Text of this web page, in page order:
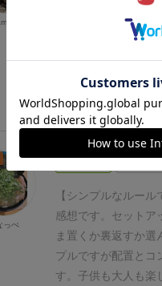
のゲームならではの
るのだが、めくり
ム慣れしていれば
あれば、全然悪く
ではなく、まぁ、普
種類も5種類あるん
んかこう、面白い
もわるい意味でもノ
はないので、BGA
いんじゃないでしょ
金を稼いだプレイヤ
たくさん集まり地
ム終了時までに最
航海マップが4
ていくって分かり
っぽいので日本語
プも簡単簡単で、
くなんかやるか？
どうか、だね。よ
だが、結構皆「えい
終了時に３つを超
ひっくり返すのは
っくり返せる）猿が
算はできませんが。
ォレストシャッフル
の威力がある。大
くらいの皮算用で是
穴はないし、平和で
続きを見る
【シンプルなルール
感想です。 セットア
ま置くか裏返すか
プルですが配置とコ
す。子供も大人も楽
っぺ